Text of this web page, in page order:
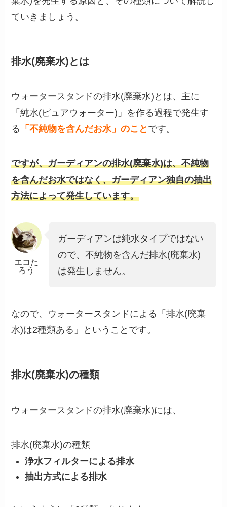
ていきましょう。
排水(廃棄水)とは
ウォータースタンドの排水(廃棄水)とは、主に
「純水(ピュアウォーター)」を作る過程で発生す
る 「不純物を含んだお水」のこと です。
ですが、ガーディアンの排水(廃棄水)は、不純物
を含んだお水ではなく、ガーディアン独自の抽出
方法によって発生しています。
エコた
ろう
ガーディアンは純水タイプではない
ので、不純物を含んだ排水(廃棄水)
は発生しません。
なので、ウォータースタンドによる「排水(廃棄
水)は2種類ある」ということです。
排水(廃棄水)の種類
ウォータースタンドの排水(廃棄水)には、
排水(廃棄水)の種類
浄水フィルターによる排水
抽出方式による排水